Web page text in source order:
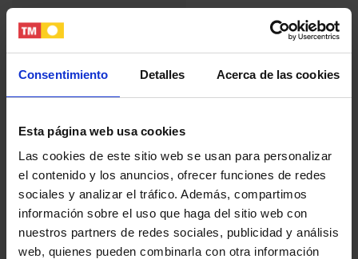
Consentimiento Detalles Acerca de las cookies
Esta página web usa cookies
Las cookies de este sitio web se usan para personalizar
el contenido y los anuncios, ofrecer funciones de redes
sociales y analizar el tráfico. Además, compartimos
información sobre el uso que haga del sitio web con
nuestros partners de redes sociales, publicidad y análisis
web, quienes pueden combinarla con otra información
Tu nombre y apellidos
Tu teléfono
0 €
Total 391.600 €